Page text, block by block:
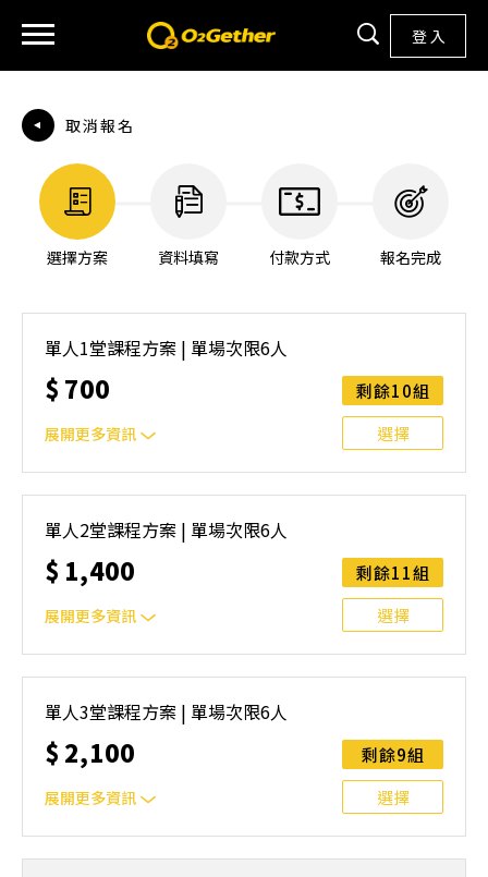
登 入
取消報名
選擇方案 資料填寫 付款方式 報名完成
單人1堂課程方案 | 單場次限6人
$ 700
展開更多資訊
剩餘10組
選擇
邀請親友一同報名參加，一起精進匹克球基本功！ 如人數
未達開班門檻，或因天候不佳無法如期舉行，POA將視情況
安排延期或併班處理。 ⚠️ 報名完成後，如因天候因素無法
上課，僅提供課程延期選項，恕不退費，請參閱【報名與課
程異動規則】。報名後視為您已同意上述規則。
單人2堂課程方案 | 單場次限6人
$ 1,400
展開更多資訊
剩餘11組
選擇
邀請親友一同報名參加，一起精進匹克球基本功！ 如人數
未達開班門檻，或因天候不佳無法如期舉行，POA將視情況
安排延期或併班處理。 ⚠️ 報名完成後，如因天候因素無法
上課，僅提供課程延期選項，恕不退費，請參閱【報名與課
程異動規則】。報名後視為您已同意上述規則。
單人3堂課程方案 | 單場次限6人
$ 2,100
展開更多資訊
剩餘9組
選擇